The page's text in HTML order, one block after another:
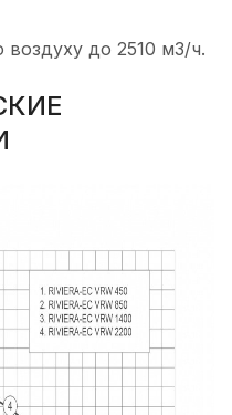
до 2510 м3/ч.